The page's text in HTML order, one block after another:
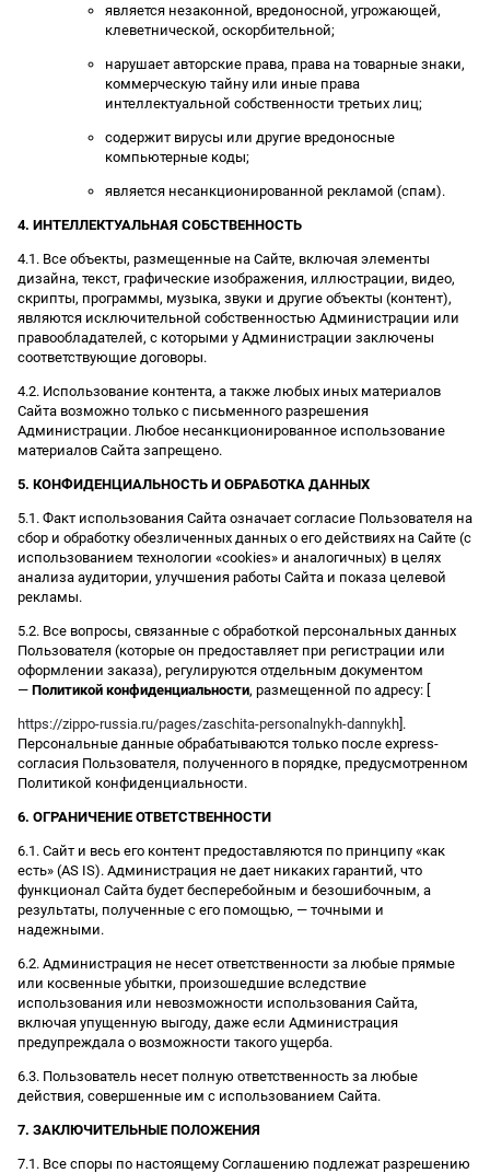
является незаконной, вредоносной, угрожающей,
клеветнической, оскорбительной;
нарушает авторские права, права на товарные знаки,
коммерческую тайну или иные права
интеллектуальной собственности третьих лиц;
содержит вирусы или другие вредоносные
компьютерные коды;
является несанкционированной рекламой (спам).
4. ИНТЕЛЛЕКТУАЛЬНАЯ СОБСТВЕННОСТЬ
4.1. Все объекты, размещенные на Сайте, включая элементы
дизайна, текст, графические изображения, иллюстрации, видео,
скрипты, программы, музыка, звуки и другие объекты (контент),
являются исключительной собственностью Администрации или
правообладателей, с которыми у Администрации заключены
соответствующие договоры.
4.2. Использование контента, а также любых иных материалов
Сайта возможно только с письменного разрешения
Администрации. Любое несанкционированное использование
материалов Сайта запрещено.
5. КОНФИДЕНЦИАЛЬНОСТЬ И ОБРАБОТКА ДАННЫХ
5.1. Факт использования Сайта означает согласие Пользователя на
сбор и обработку обезличенных данных о его действиях на Сайте (с
использованием технологии «cookies» и аналогичных) в целях
анализа аудитории, улучшения работы Сайта и показа целевой
рекламы.
5.2. Все вопросы, связанные с обработкой персональных данных
Пользователя (которые он предоставляет при регистрации или
оформлении заказа), регулируются отдельным документом
— Политикой конфиденциальности, размещенной по адресу: [
https://zippo-russia.ru/pages/zaschita-personalnykh-dannykh ].
Персональные данные обрабатываются только после express-
согласия Пользователя, полученного в порядке, предусмотренном
Политикой конфиденциальности.
6. ОГРАНИЧЕНИЕ ОТВЕТСТВЕННОСТИ
6.1. Сайт и весь его контент предоставляются по принципу «как
есть» (AS IS). Администрация не дает никаких гарантий, что
функционал Сайта будет бесперебойным и безошибочным, а
результаты, полученные с его помощью, — точными и
надежными.
6.2. Администрация не несет ответственности за любые прямые
или косвенные убытки, произошедшие вследствие
использования или невозможности использования Сайта,
включая упущенную выгоду, даже если Администрация
предупреждала о возможности такого ущерба.
6.3. Пользователь несет полную ответственность за любые
действия, совершенные им с использованием Сайта.
7. ЗАКЛЮЧИТЕЛЬНЫЕ ПОЛОЖЕНИЯ
7.1. Все споры по настоящему Соглашению подлежат разрешению